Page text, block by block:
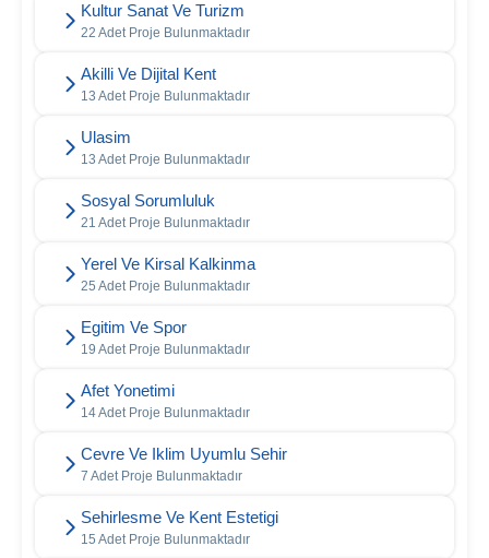
Kultur Sanat Ve Turizm
22 Adet Proje Bulunmaktadır
Akilli Ve Dijital Kent
13 Adet Proje Bulunmaktadır
Ulasim
13 Adet Proje Bulunmaktadır
Sosyal Sorumluluk
21 Adet Proje Bulunmaktadır
Yerel Ve Kirsal Kalkinma
25 Adet Proje Bulunmaktadır
Egitim Ve Spor
19 Adet Proje Bulunmaktadır
Afet Yonetimi
14 Adet Proje Bulunmaktadır
Cevre Ve Iklim Uyumlu Sehir
7 Adet Proje Bulunmaktadır
Sehirlesme Ve Kent Estetigi
15 Adet Proje Bulunmaktadır